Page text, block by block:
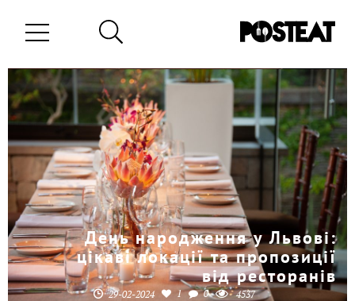
День народження у Львові:
цікаві локації та пропозиції
від ресторанів
29-02-2024 1 0 4537